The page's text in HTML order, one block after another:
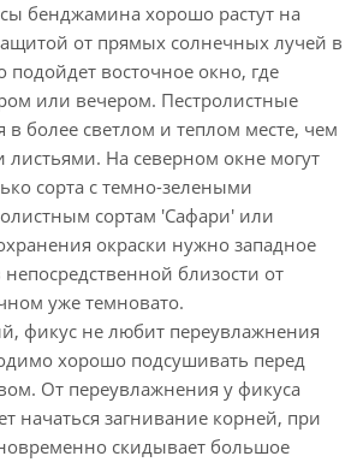
бенджамина хорошо растут на
от прямых солнечных лучей в
восточное окно, где
или вечером. Пестролистные
более светлом и теплом месте, чем
На северном окне могут
сорта с темно-зелеными
сортам 'Сафари' или
окраски нужно западное
близости от
уже темновато.
фикус не любит переувлажнения
хорошо подсушивать перед
От переувлажнения у фикуса
начаться загнивание корней, при
скидывает большое